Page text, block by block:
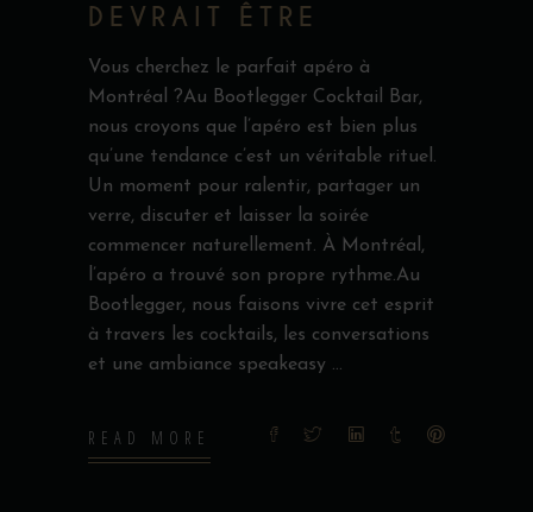
DEVRAIT ÊTRE
Vous cherchez le parfait apéro à
Montréal ?Au Bootlegger Cocktail Bar,
nous croyons que l’apéro est bien plus
qu’une tendance c’est un véritable rituel.
Un moment pour ralentir, partager un
verre, discuter et laisser la soirée
commencer naturellement. À Montréal,
l’apéro a trouvé son propre rythme.Au
Bootlegger, nous faisons vivre cet esprit
à travers les cocktails, les conversations
et une ambiance speakeasy
READ MORE